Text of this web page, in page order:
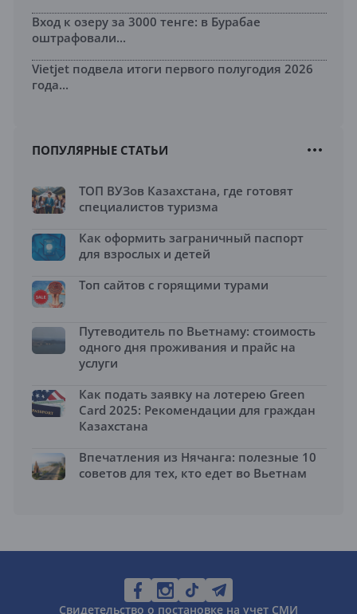
Вход к озеру за 3000 тенге: в Бурабае
оштрафовали...
Vietjet подвела итоги первого полугодия 2026
года...
ПОПУЛЯРНЫЕ СТАТЬИ
ТОП ВУЗов Казахстана, где готовят
специалистов туризма
Как оформить заграничный паспорт
для взрослых и детей
Топ сайтов с горящими турами
Путеводитель по Вьетнаму: стоимость
одного дня проживания и прайс на
услуги
Как подать заявку на лотерею Green
Card 2025: Рекомендации для граждан
Казахстана
Впечатления из Нячанга: полезные 10
советов для тех, кто едет во Вьетнам
Свидетельство о постановке на учет СМИ